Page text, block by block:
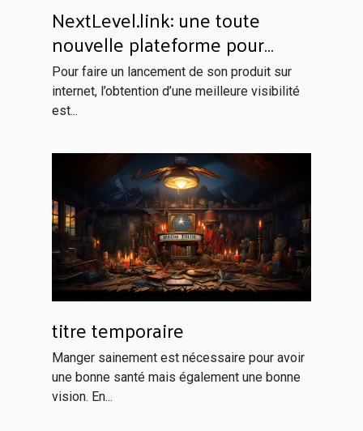
NextLevel.link: une toute
nouvelle plateforme pour
votre netlinking
Pour faire un lancement de son produit sur
internet, l’obtention d’une meilleure visibilité
est...
titre temporaire
Manger sainement est nécessaire pour avoir
une bonne santé mais également une bonne
vision. En...